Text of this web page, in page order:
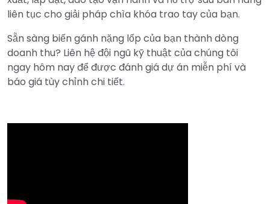
liên tục cho giải pháp chìa khóa trao tay của bạn.
Sẵn sàng biến gánh nặng lốp của bạn thành dòng
doanh thu? Liên hệ đội ngũ kỹ thuật của chúng tôi
ngay hôm nay để được đánh giá dự án miễn phí và
báo giá tùy chỉnh chi tiết.